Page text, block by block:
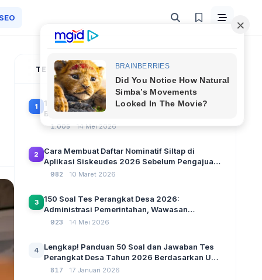
TERPOPULER
1
100 Soal Tes Perangkat Desa Terbaru 2026
Beserta Kunci Jawaban: Latihan CAT Berbasis
1.005 14 Mei 2026
2
Cara Membuat Daftar Nominatif Siltap di
Aplikasi Siskeudes 2026 Sebelum Pengajuan
SPP Pencairan Dana Desa
982 10 Maret 2026
3
150 Soal Tes Perangkat Desa 2026:
Administrasi Pemerintahan, Wawasan
Kebangsaan, dan Komputer Beserta Jawaban
923 14 Mei 2026
4
Lengkap! Panduan 50 Soal dan Jawaban Tes
Perangkat Desa Tahun 2026 Berdasarkan UU
No 3 Tahun 2024
817 17 Januari 2026